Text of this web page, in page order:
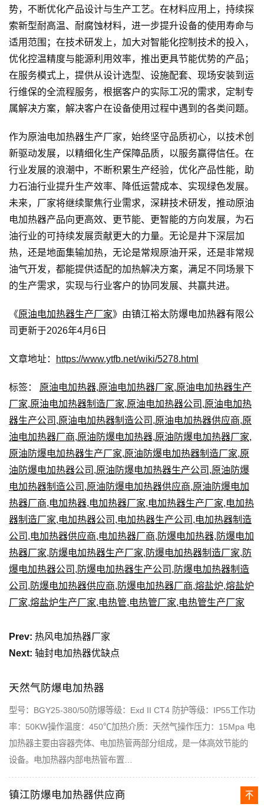
势，不断优化产品设计与生产工艺。在材料应用上，持续探
索新型耐高温、耐腐蚀材料，进一步提升设备的使用寿命与
适用范围；在技术研发上，加大对智能化控制技术的投入，
优化控温精度与能源利用效率，推出更具节能优势的产品；
在服务模式上，提供从设计选型、设施配套、现场安装到运
行维保的全流程服务，根据客户的实际工况的需求，定制专
属解决方案，解决客户在设备使用过程中遇到的各类问题。
作为原油电加热器生产厂家，始终坚守品质初心，以技术创
新驱动发展，以精细化生产保障品质，以服务赢得信任。在
行业发展的浪潮中，不断积累生产经验，优化产品性能，助
力石油行业提升生产效率、降低运营成本、实现绿色发展。
未来，厂家将继续聚焦行业需求，深耕技术研发，推动原油
电加热器产品向更高效、更节能、更智能的方向发展，为石
油行业的可持续发展贡献更大的力量。无论是井下深层加
热，还是地面集输加热，无论是常规原油开采，还是非常规
油气开发，都能提供适配的加热解决方案，满足不同场景下
的生产需求，实现与行业客户的协同发展、共赢共进。
《原油电加热器生产厂家》由镇江裕太防爆电加热器有限公
司更新于2026年4月6日
文章地址： https://www.ytfb.net/wiki/5278.html
标签： 原油电加热器,原油电加热器厂家,原油电加热器生产
厂家,原油电加热器制造厂家,原油电加热器公司 ,原油电加热
器生产公司 ,原油电加热器制造公司 ,原油电加热器供应商,原
油电加热器厂商,原油防爆电加热器,原油防爆电加热器厂家,
原油防爆电加热器生产厂家,原油防爆电加热器制造厂家,原
油防爆电加热器公司 ,原油防爆电加热器生产公司 ,原油防爆
电加热器制造公司 ,原油防爆电加热器供应商,原油防爆电加
热器厂商,电加热器,电加热器厂家,电加热器生产厂家,电加热
器制造厂家,电加热器公司 ,电加热器生产公司 ,电加热器制造
公司 ,电加热器供应商,电加热器厂商, 防爆电加热器, 防爆电加
热器厂家, 防爆电加热器生产厂家, 防爆电加热器制造厂家, 防
爆电加热器公司 , 防爆电加热器生产公司 , 防爆电加热器制造
公司 , 防爆电加热器供应商, 防爆电加热器厂商,熔盐炉,熔盐炉
厂家,熔盐炉生产厂家,电热管,电热管厂家,电热管生产厂家
Prev: 热风电加热器厂家
Next: 轴封电加热器优缺点
天然气防爆电加热器
型号：BGY25-380/50防爆等级：Exd II CT4 防护等级：IP55工作功
率：50KW操作温度：450℃加热介质：天然气操作压力：15Mpa 电
加热器主要由容器壳体、电加热管两部分组成，是一体高效节能的
设备。电加热器内部电热管布置…
镇江防爆电加热器供应商